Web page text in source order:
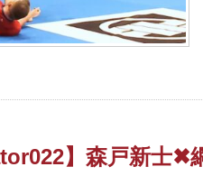
】森戸新士✖